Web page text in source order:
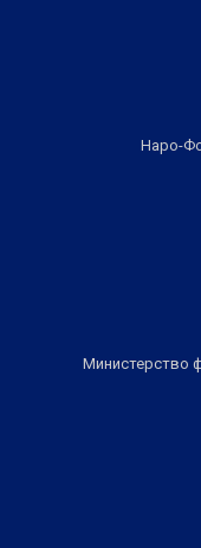
Наро-
Министерство